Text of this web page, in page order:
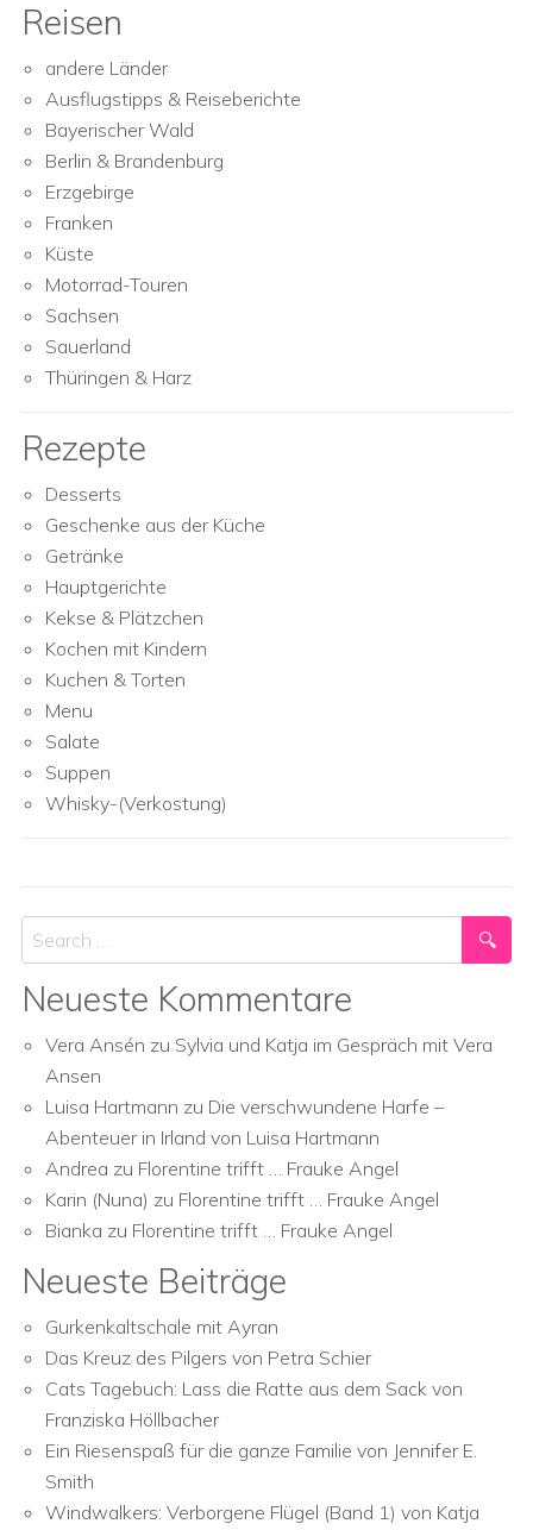
Reisen
andere Länder
Ausflugstipps & Reiseberichte
Bayerischer Wald
Berlin & Brandenburg
Erzgebirge
Franken
Küste
Motorrad-Touren
Sachsen
Sauerland
Thüringen & Harz
Rezepte
Desserts
Geschenke aus der Küche
Getränke
Hauptgerichte
Kekse & Plätzchen
Kochen mit Kindern
Kuchen & Torten
Menu
Salate
Suppen
Whisky-(Verkostung)
Search
Neueste Kommentare
Vera Ansén zu Sylvia und Katja im Gespräch mit Vera
Ansen
Luisa Hartmann zu Die verschwundene Harfe –
Abenteuer in Irland von Luisa Hartmann
Andrea zu Florentine trifft … Frauke Angel
Karin (Nuna) zu Florentine trifft … Frauke Angel
Bianka zu Florentine trifft … Frauke Angel
Neueste Beiträge
Gurkenkaltschale mit Ayran
Das Kreuz des Pilgers von Petra Schier
Cats Tagebuch: Lass die Ratte aus dem Sack von
Franziska Höllbacher
Ein Riesenspaß für die ganze Familie von Jennifer E.
Smith
Windwalkers: Verborgene Flügel (Band 1) von Katja